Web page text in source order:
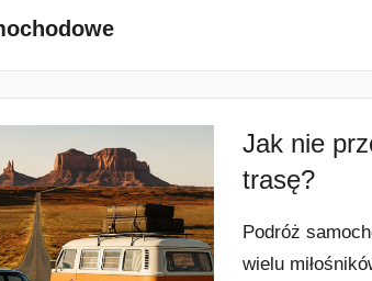
Jak nie
trasę?
Podróż
wielu